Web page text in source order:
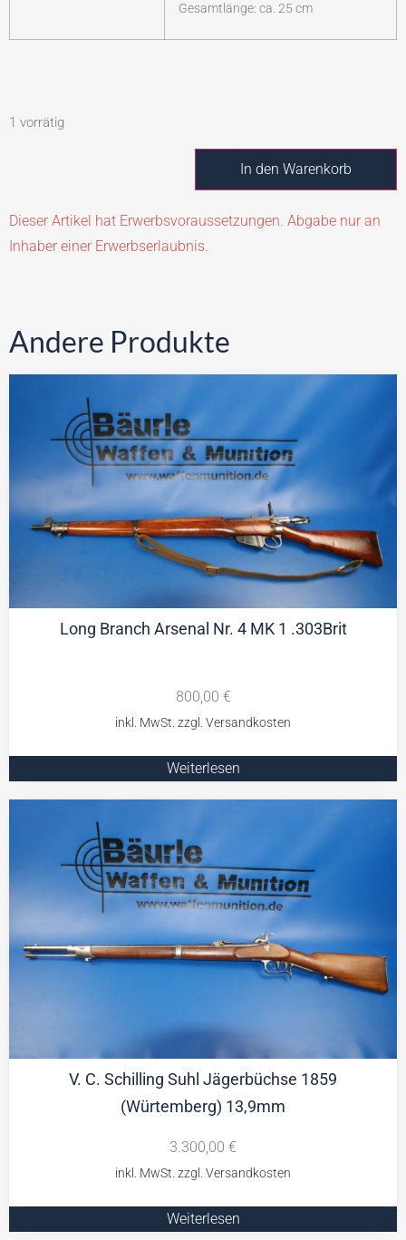
Gesamtlänge: ca. 25 cm
1 vorrätig
In den Warenkorb
Dieser Artikel hat Erwerbsvoraussetzungen. Abgabe nur an
Inhaber einer Erwerbserlaubnis.
Andere Produkte
Long Branch Arsenal Nr. 4 MK 1 .303Brit
800,00 €
Weiterlesen
V. C. Schilling Suhl Jägerbüchse 1859
(Würtemberg) 13,9mm
3.300,00 €
Weiterlesen